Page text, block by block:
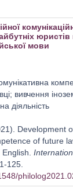
юристів
мови
вивчення
діяльність
Development
of future
125.